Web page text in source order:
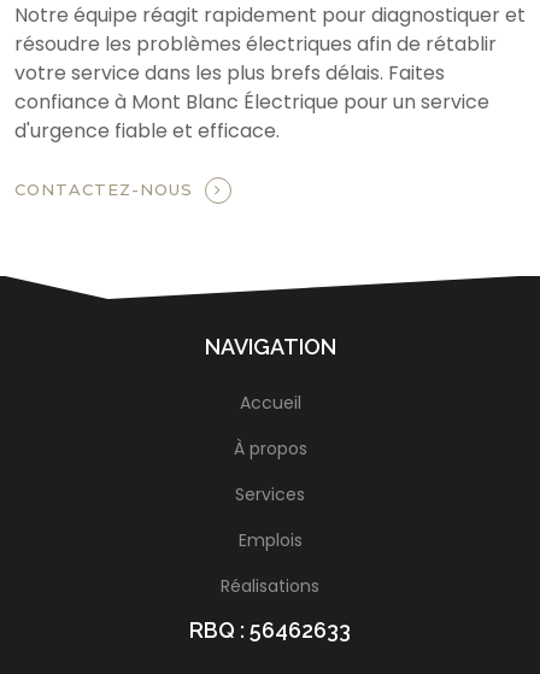
Notre équipe réagit rapidement pour diagnostiquer et
résoudre les problèmes électriques afin de rétablir
votre service dans les plus brefs délais. Faites
confiance à Mont Blanc Électrique pour un service
d'urgence fiable et efficace.
CONTACTEZ-NOUS
NAVIGATION
Accueil
À propos
Services
Emplois
Réalisations
RBQ : 56462633